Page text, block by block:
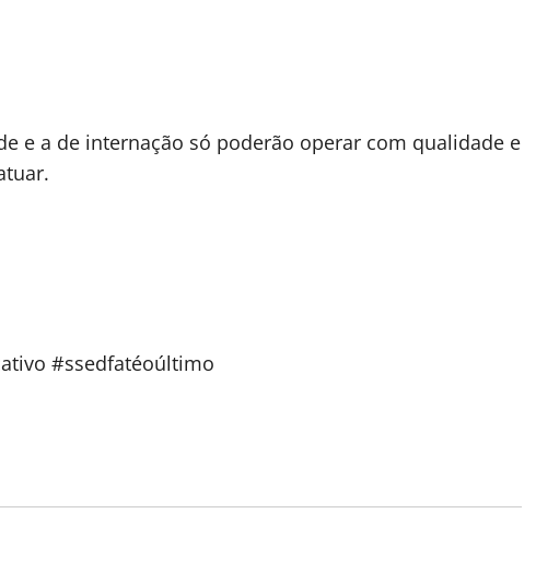
e a de internação só poderão operar com qualidade e
#ssedfatéoúltimo